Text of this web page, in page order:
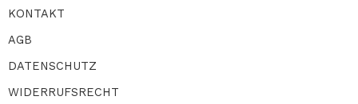
KONTAKT
AGB
DATENSCHUTZ
WIDERRUFSRECHT